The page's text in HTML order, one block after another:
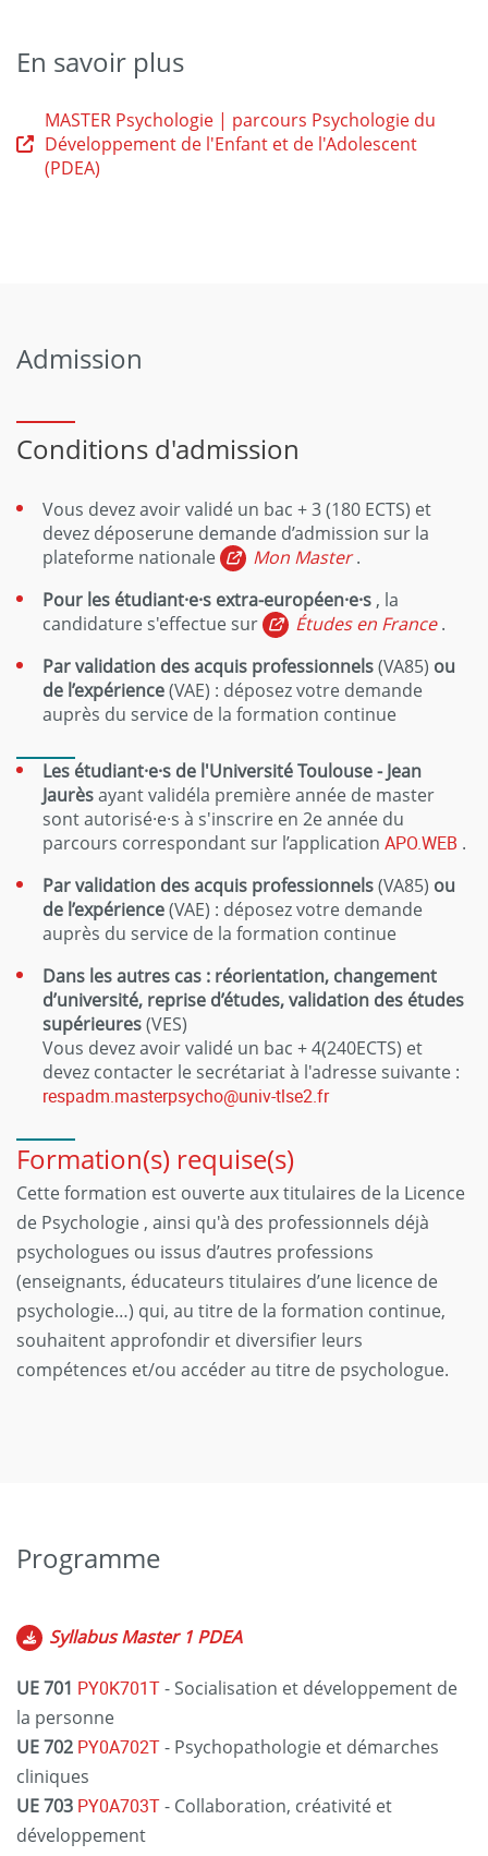
En savoir plus
MASTER Psychologie | parcours Psychologie du
Développement de l'Enfant et de l'Adolescent
(PDEA)
Admission
Conditions d'admission
Vous devez avoir validé un bac + 3 (180 ECTS) et
devez déposerune demande d’admission sur la
plateforme nationale
Mon Master.
Pour les étudiant·e·s extra-européen·e·s , la
candidature s'effectue sur
Études en France.
Par validation des acquis professionnels(VA85) ou
de l’expérience(VAE) : déposez votre demande
auprès du service de la formation continue
Les étudiant·e·s de l'Université Toulouse - Jean
Jaurèsayant validéla première année de master
sont autorisé·e·s à s'inscrire en 2e année du
parcours correspondant sur l’application APO.WEB .
Par validation des acquis professionnels(VA85) ou
de l’expérience(VAE) : déposez votre demande
auprès du service de la formation continue
Dans les autres cas : réorientation, changement
d’université, reprise d’études, validation des études
supérieures(VES)
Vous devez avoir validé un bac + 4(240ECTS) et
devez contacter le secrétariat à l'adresse suivante :
respadm.masterpsycho@univ-tlse2.fr
Formation(s) requise(s)
Cette formation est ouverte aux titulaires de la Licence
de Psychologie , ainsi qu'à des professionnels déjà
psychologues ou issus d’autres professions
(enseignants, éducateurs titulaires d’une licence de
psychologie…) qui, au titre de la formation continue,
souhaitent approfondir et diversifier leurs
compétences et/ou accéder au titre de psychologue.
Programme
Syllabus Master 1 PDEA
UE 701 PY0K701T- Socialisation et développement de
la personne
UE 702 PY0A702T- Psychopathologie et démarches
cliniques
UE 703 PY0A703T- Collaboration, créativité et
développement